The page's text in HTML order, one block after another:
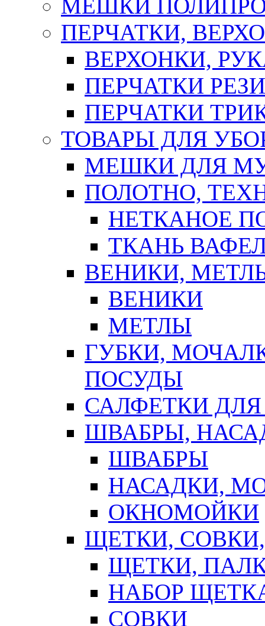
МЕШКИ
ПЕРЧАТКИ,
ВЕРХОНКИ,
ПЕРЧАТКИ
ПЕРЧАТКИ
ТОВАРЫ ДЛЯ
МЕШКИ ДЛЯ
ПОЛОТНО,
НЕТКАНОЕ
ТКАНЬ
ВЕНИКИ,
ВЕНИКИ
МЕТЛЫ
ГУБКИ,
ПОСУДЫ
САЛФЕТКИ
ШВАБРЫ,
ШВАБРЫ
НАСАДКИ,
ОКНОМОЙКИ
ЩЕТКИ,
ЩЕТКИ,
НАБОР
СОВКИ